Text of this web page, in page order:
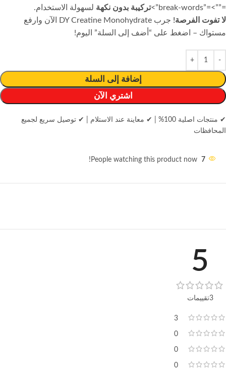
=””>=”break-words”>
تركيبة بدون نكهة لسهولة الاستخدام.
لا تفوت الفرصة!
جرب DY Creatine Monohydrate الآن وارفع
مستواك – اضغط على “أضف إلى السلة” اليوم!
إضافة إلى السلة
اشتري الآن
✔ منتجات اصلية 100% ✔ معاينة عند الاستلام
✔ توصيل سريع لجميع
المحافظات
7
People watching this product now!
5
3تقييمات
3
0
0
0